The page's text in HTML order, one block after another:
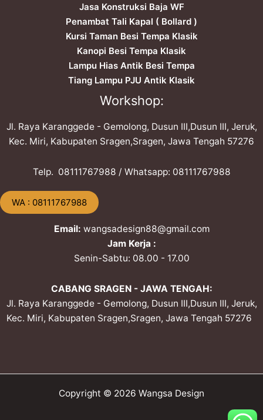
Jasa Konstruksi Baja WF
Penambat Tali Kapal ( Bollard )
Kursi Taman Besi Tempa Klasik
Kanopi Besi Tempa Klasik
Lampu Hias Antik Besi Tempa
Tiang Lampu PJU Antik Klasik
Workshop:
Jl. Raya Karanggede - Gemolong, Dusun III,Dusun III, Jeruk,
Kec. Miri, Kabupaten Sragen,Sragen, Jawa Tengah 57276
Telp. ​08111767988 / Whatsapp: ​08111767988
​WA : 08111767988
Email: wangsadesign88@gmail.com
Jam Kerja :
Senin-Sabtu: 08.00 - 17.00
CABANG SRAGEN - JAWA TENGAH:
Jl. Raya Karanggede - Gemolong, Dusun III,Dusun III, Jeruk,
Kec. Miri, Kabupaten Sragen,Sragen, Jawa Tengah 57276
Copyright © 2026 Wangsa Design